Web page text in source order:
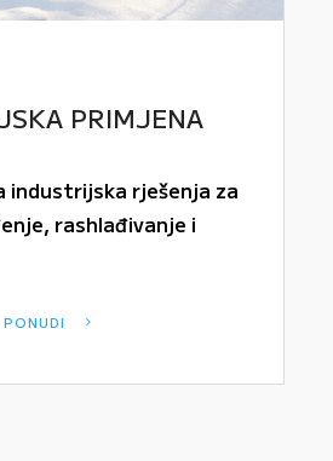
PRIMJENA
industrijska rješenja za
rashlađivanje i